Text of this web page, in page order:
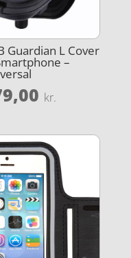
Guardian L Cover
–
kr.